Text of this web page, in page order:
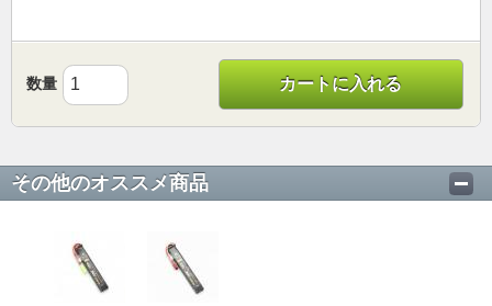
数量 カートに入れる
その他のオススメ商品